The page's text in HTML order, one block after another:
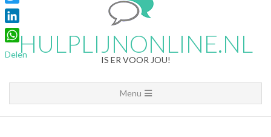
HULPLIJNONLINE.NL
IS ER VOOR JOU!
Navigation
Menu
Menu
Twitter
LinkedIn
WhatsApp
Delen